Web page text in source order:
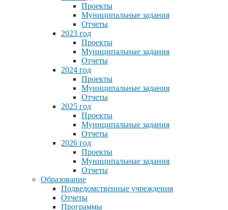
Проекты
Муниципальные задания
Отчеты
2023 год
Проекты
Муниципальные задания
Отчеты
2024 год
Проекты
Муниципальные задания
Отчеты
2025 год
Проекты
Муниципальные задания
Отчеты
2026 год
Проекты
Муниципальные задания
Отчеты
Образование
Подведомственные учреждения
Отчеты
Программы